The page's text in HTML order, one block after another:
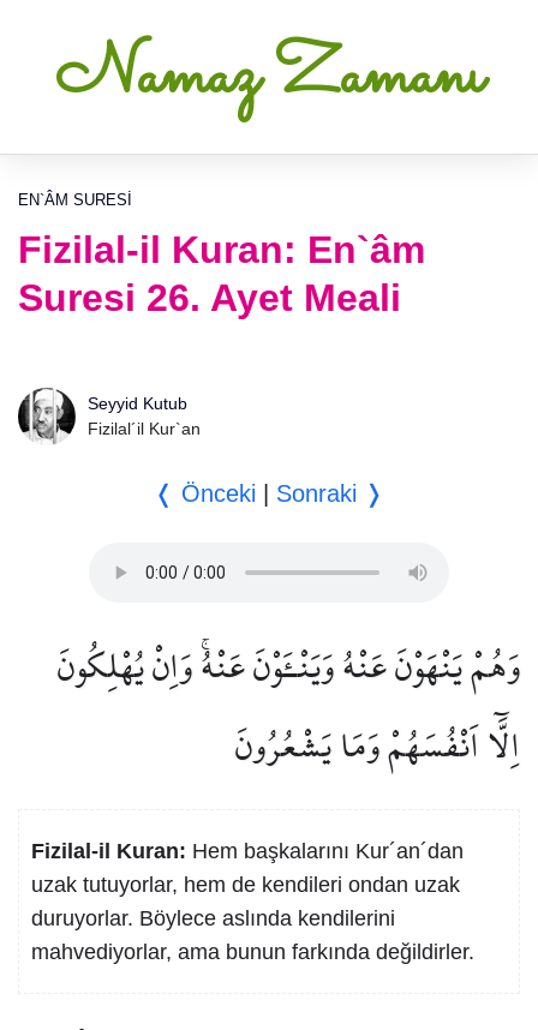
Namaz Zamanı
EN`ÂM SURESI
Fizilal-il Kuran: En`âm
Suresi 26. Ayet Meali
Seyyid Kutub
Fizilal´il Kur`an
❬ Önceki Sonraki ❭
وَهُمْ يَنْهَوْنَ عَنْهُ وَيَنْـَٔوْنَ عَنْهُۚ وَاِنْ يُهْلِكُونَ
اِلَّٓا اَنْفُسَهُمْ وَمَا يَشْعُرُونَ
Fizilal-il Kuran: Hem başkalarını Kur´an´dan
uzak tutuyorlar, hem de kendileri ondan uzak
duruyorlar. Böylece aslında kendilerini
mahvediyorlar, ama bunun farkında değildirler.